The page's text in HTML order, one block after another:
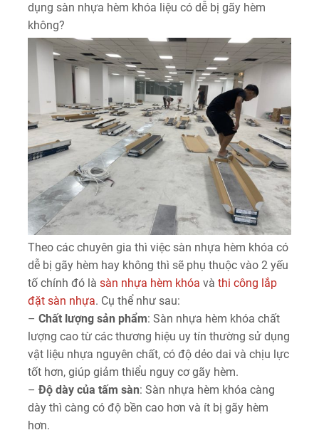
dụng sàn nhựa hèm khóa liệu có dễ bị gãy hèm
không?
Theo các chuyên gia thì việc sàn nhựa hèm khóa có
dễ bị gãy hèm hay không thì sẽ phụ thuộc vào 2 yếu
tố chính đó là sàn nhựa hèm khóa và thi công lắp
đặt sàn nhựa. Cụ thể như sau:
– Chất lượng sản phẩm: Sàn nhựa hèm khóa chất
lượng cao từ các thương hiệu uy tín thường sử dụng
vật liệu nhựa nguyên chất, có độ dẻo dai và chịu lực
tốt hơn, giúp giảm thiểu nguy cơ gãy hèm.
–Độ dày của tấm sàn: Sàn nhựa hèm khóa càng
dày thì càng có độ bền cao hơn và ít bị gãy hèm
hơn.